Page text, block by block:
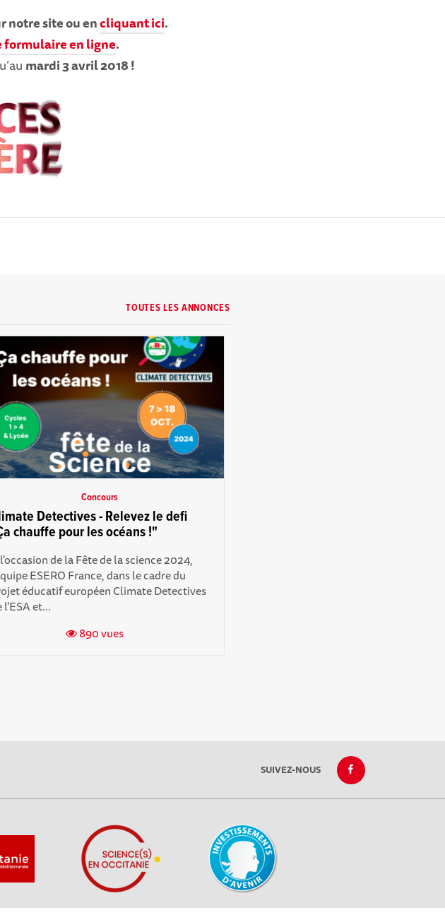
notre site ou encliquant ici.
formulaire en ligne.
mardi 3 avril 2018 !
TOUTES LES ANNONCES
Concours
Detectives - Relevez le defi
chauffe pour les océans !"
de la Fête de la science 2024,
ESERO France, dans le cadre du
éducatif européen Climate Detectives
l'ESA et...
890 vues
SUIVEZ-NOUS